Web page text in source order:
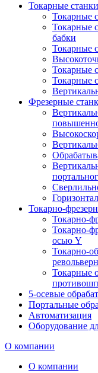
Токарные
Токарные
Токарные
бабки
Токарные
Токарные
Токарные
Фрезерные
Токарно-
Токарно-
Токарно-
осью Y
Токарно-
Токарные
5-осевые
Портальные
Автоматизация
Оборудование
О компании
О компании